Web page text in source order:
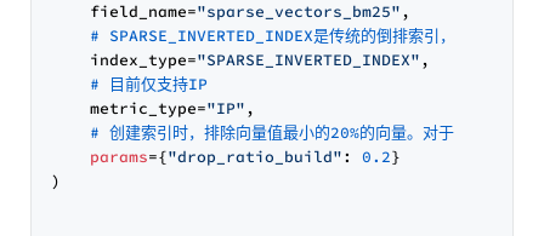
    field_name=
"sparse_vectors_bm25" ,
# SPARSE_INVERTED_INDEX是传统的倒排索引，
    index_type=
"SPARSE_INVERTED_INDEX" ,
# 目前仅支持IP
    metric_type=
"IP" ,
# 创建索引时，排除向量值最小的20%的向量。对于稀疏向量
params={"drop_ratio_build": 0.2}
)